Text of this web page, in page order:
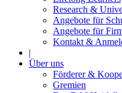
Research &
Angebote für
Angebote für
Kontakt &
|
Über uns
Förderer &
Gremien